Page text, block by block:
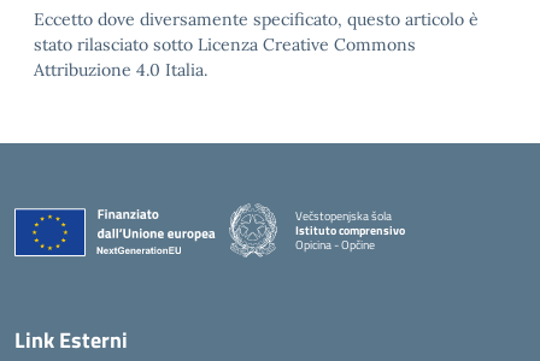
Eccetto dove diversamente specificato, questo articolo è
stato rilasciato sotto Licenza Creative Commons
Attribuzione 4.0 Italia.
Večstopenjska šola
Istituto comprensivo
Opicina - Opčine
Link Esterni